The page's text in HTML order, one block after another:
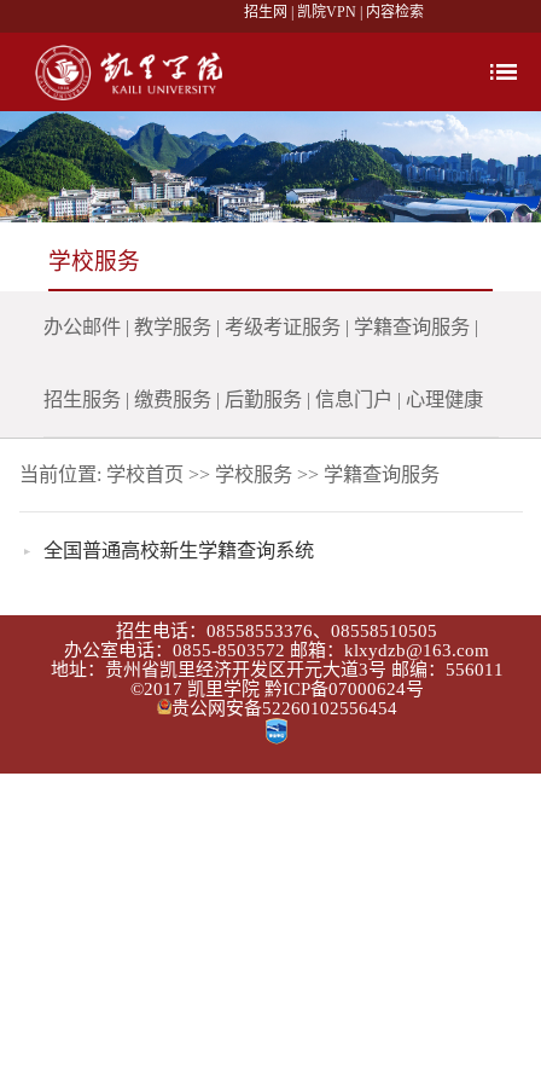
招生网 凯院VPN 内容检索
学校服务
办公邮件| 教学服务| 考级考证服务| 学籍查询服务|
招生服务| 缴费服务| 后勤服务| 信息门户 | 心理健康
当前位置: 学校首页 >> 学校服务>> 学籍查询服务
全国普通高校新生学籍查询系统
招生电话：08558553376、08558510505
办公室电话：0855-8503572 邮箱：klxydzb@163.com
地址：贵州省凯里经济开发区开元大道3号 邮编：556011
©2017 凯里学院 黔ICP备07000624号
贵公网安备52260102556454